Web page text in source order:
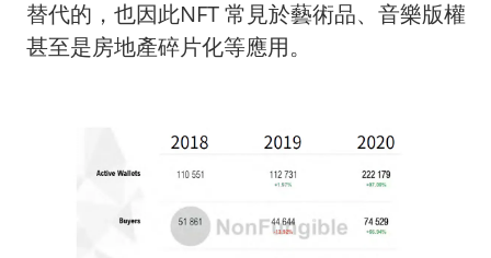
替代的，也因此NFT 常見於藝術品、音樂版權
甚至是房地產碎片化等應用。